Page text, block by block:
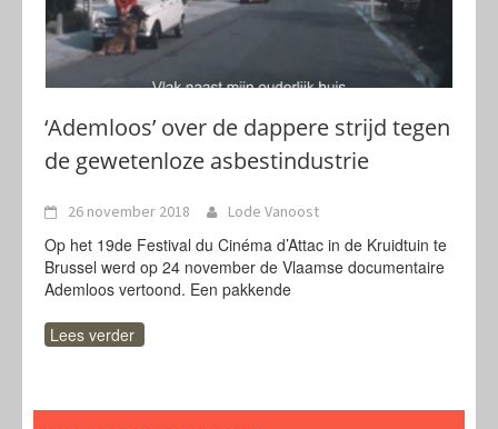
‘Ademloos’ over de dappere strijd tegen
de gewetenloze asbestindustrie
26 november 2018 Lode Vanoost
Op het 19de Festival du Cinéma d’Attac in de Kruidtuin te
Brussel werd op 24 november de Vlaamse documentaire
Ademloos vertoond. Een pakkende
Lees verder